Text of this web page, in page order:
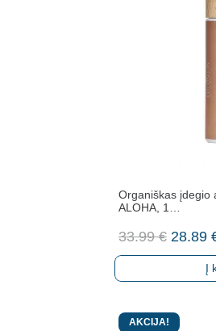
Organiškas įdegio
ALOHA, 1…
33.99€
price
28.89
Į
AKCIJA!